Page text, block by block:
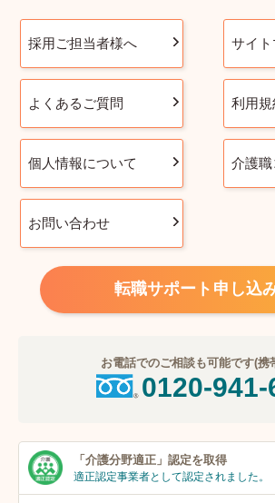
採用ご担当者様へ サイ
よくあるご質問 利用規
個人情報について 介護職
お問い合わせ
転職サポート申し込
お電話でのご相談も可能です(携
0120-941-
「介護分野適正」 認定を取得
適正認定事業者として認定されました。